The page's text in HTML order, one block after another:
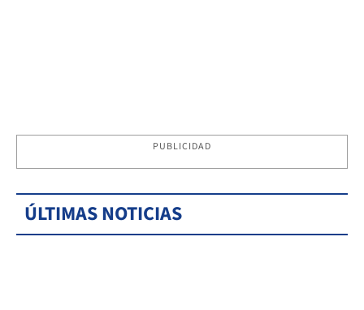
PUBLICIDAD
ÚLTIMAS NOTICIAS